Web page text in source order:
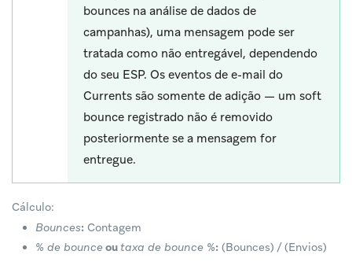
bounces na análise de dados de
campanhas), uma mensagem pode ser
tratada como não entregável, dependendo
do seu ESP. Os eventos de e-mail do
Currents são somente de adição — um soft
bounce registrado não é removido
posteriormente se a mensagem for
entregue.
Cálculo:
Bounces: Contagem
% de bounceou taxa de bounce %: (Bounces) / (Envios)